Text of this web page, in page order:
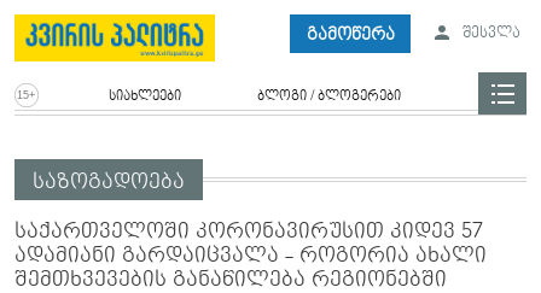
გამოწერა შესვლა
სიახლეები ბლოგი / ბლოგერები
საზოგადოება
საქართველოში კორონავირუსით კიდევ 57
ადამიანი გარდაიცვალა - როგორია ახალი
შემთხვევების განაწილება რეგიონებში